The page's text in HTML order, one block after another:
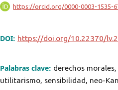
https://orcid.org/0000-0003-1535-
DOI: https://doi.org/10.22370/
Palabras clave: derechos
utilitarismo, sensibilidad, neo-